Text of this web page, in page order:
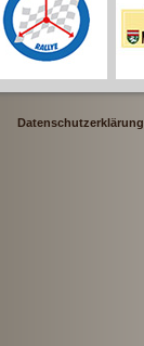
Datenschutzerklärung